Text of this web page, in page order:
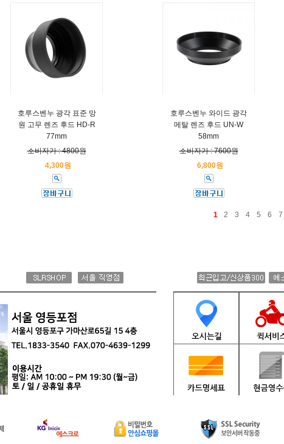
호루스벤누 광각 표준 망
원 고무 렌즈 후드 HD-R
77mm
소비자가 : 4800원
4,300원
호루스벤누 와이드 광각
메탈 렌즈 후드 UN-W
58mm
소비자가 : 7600원
6,800원
1 2 3 4 5 6 7